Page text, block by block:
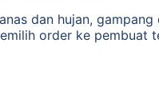
dan hujan,
order ke pembuat